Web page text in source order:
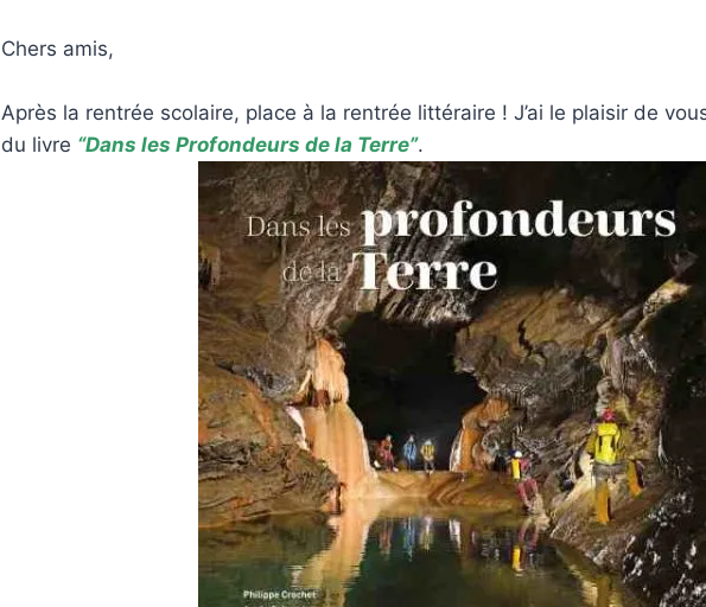
Chers amis,
Après la rentrée scolaire, place à la rentrée littéraire ! J’ai le plaisir de
du livre “Dans les Profondeurs de la Terre”.